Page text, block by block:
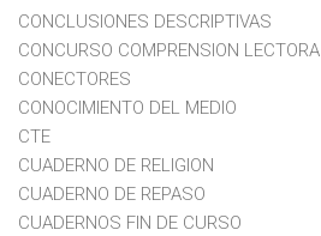
CONCLUSIONES DESCRIPTIVAS
CONCURSO COMPRENSION LECTORA
CONECTORES
CONOCIMIENTO DEL MEDIO
CTE
CUADERNO DE RELIGION
CUADERNO DE REPASO
CUADERNOS FIN DE CURSO